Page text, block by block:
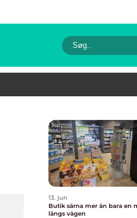
13. jun
Butik särna mer än bara en mack
längs vägen